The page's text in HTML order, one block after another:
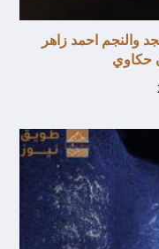
والنجم احمد زاهر
حكاوي